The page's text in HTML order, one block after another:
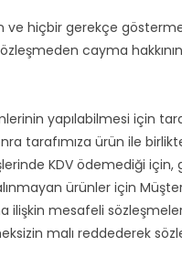
hiçbir gerekçe
cayma
yapılabilmesi için
tarafımıza ürün ile
KDV ödemediği
ürünler için
ilişkin mesafeli
malı reddederek